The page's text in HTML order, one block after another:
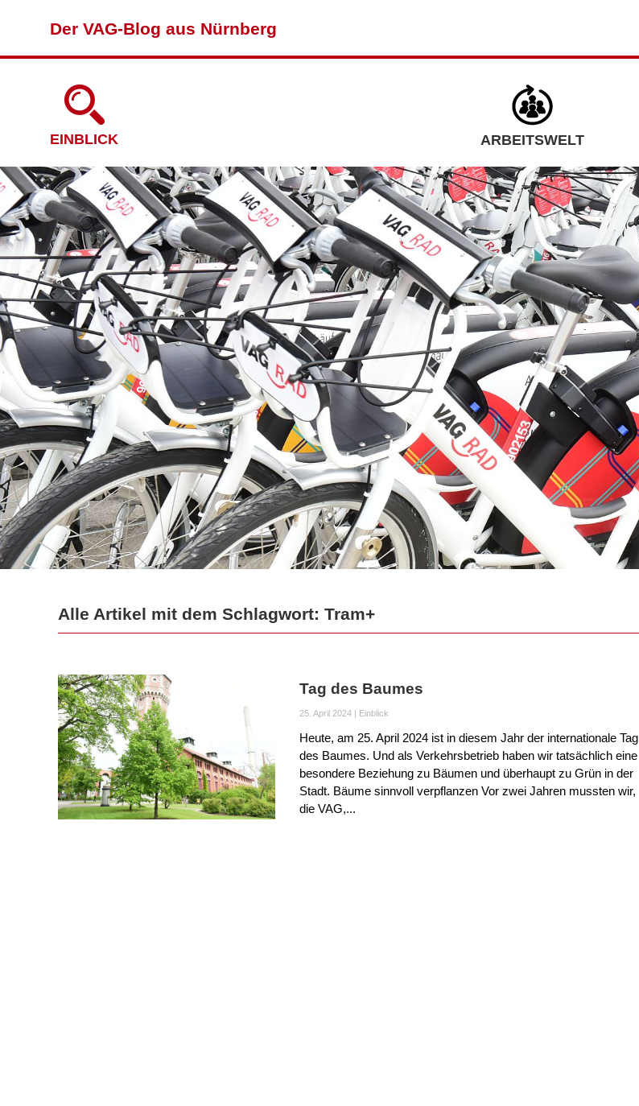
Der VAG-Blog aus Nürnberg
EINBLICK ARBEITSWELT
Alle Artikel mit dem Schlagwort: Tram+
Tag des Baumes
25. April 2024 | Einblick
Heute, am 25. April 2024 ist in diesem Jahr der internationale Tag
des Baumes. Und als Verkehrsbetrieb haben wir tatsächlich eine
besondere Beziehung zu Bäumen und überhaupt zu Grün in der
Stadt. Bäume sinnvoll verpflanzen Vor zwei Jahren mussten wir,
die VAG,...